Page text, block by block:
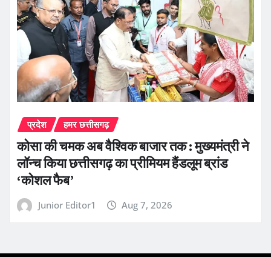
प्रदेश हमर छत्तीसगढ़
कोसा की चमक अब वैश्विक बाजार तक : मुख्यमंत्री ने
लॉन्च किया छत्तीसगढ़ का प्रीमियम हैंडलूम ब्रांड
‘कोशल फैब’
Junior Editor1 Aug 7, 2026